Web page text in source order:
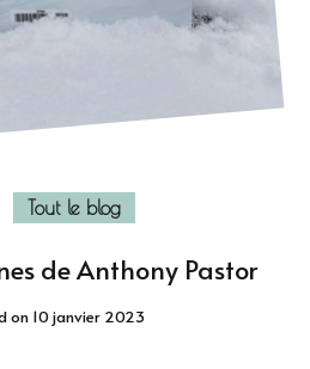
Tout le blog
de Anthony Pastor
on 10 janvier 2023